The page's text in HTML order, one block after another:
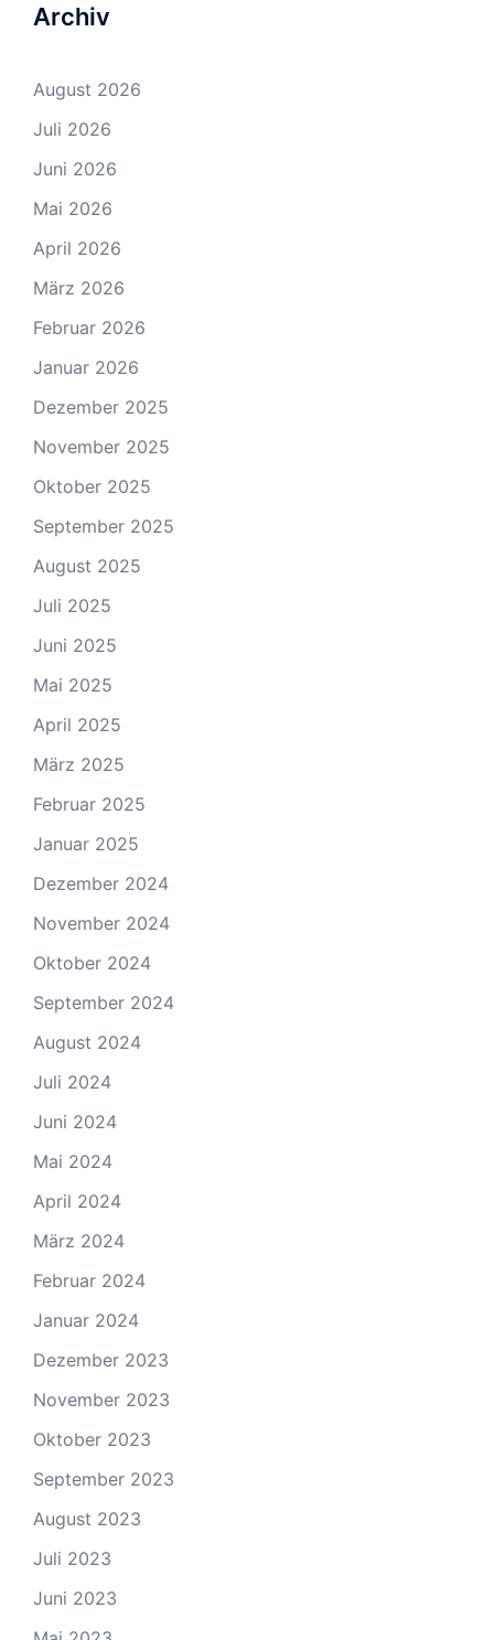
Archiv
August 2026
Juli 2026
Juni 2026
Mai 2026
April 2026
März 2026
Februar 2026
Januar 2026
Dezember 2025
November 2025
Oktober 2025
September 2025
August 2025
Juli 2025
Juni 2025
Mai 2025
April 2025
März 2025
Februar 2025
Januar 2025
Dezember 2024
November 2024
Oktober 2024
September 2024
August 2024
Juli 2024
Juni 2024
Mai 2024
April 2024
März 2024
Februar 2024
Januar 2024
Dezember 2023
November 2023
Oktober 2023
September 2023
August 2023
Juli 2023
Juni 2023